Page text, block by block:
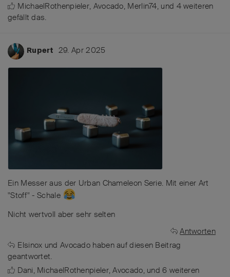
MichaelRothenpieler, Avocado, Merlin74, und 4weiteren
gefällt das.
Rupert 29. Apr 2025
Ein Messer aus der Urban Chameleon Serie. Mit einer Art
"Stoff" - Schale
Nicht wertvoll aber sehr selten
Antworten
Elsinox und Avocado habenauf diesen Beitrag
geantwortet.
Dani, MichaelRothenpieler,Avocado, und6 weiteren